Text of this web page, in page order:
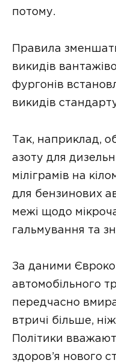
потому.
Правила
викидів
фургонів
викидів
Так, наприклад,
азоту для
міліграмів на
для бензинових
межі щодо
гальмування та
За даними
автомобільного
передчасно
втричі більше,
Політики
здоров’я нового